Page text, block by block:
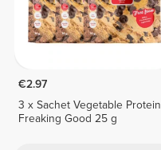
€2.97
3 x Sachet Vegetable Protein
Freaking Good 25 g